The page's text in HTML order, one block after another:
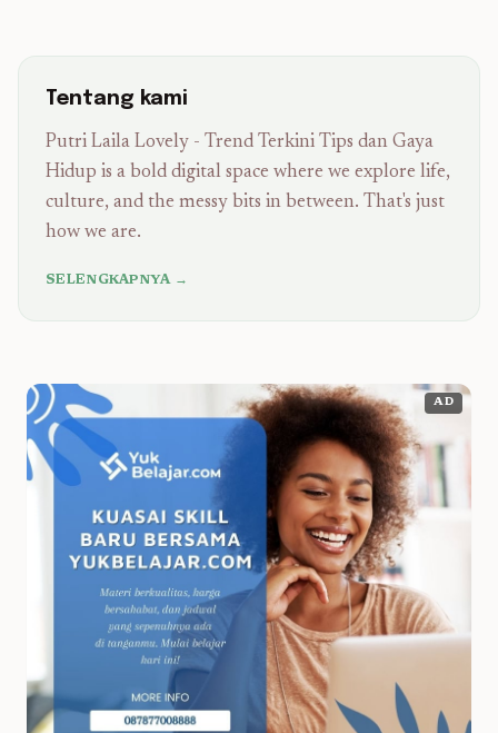
Tentang kami
Putri Laila Lovely - Trend Terkini Tips dan Gaya
Hidup is a bold digital space where we explore life,
culture, and the messy bits in between. That's just
how we are.
SELENGKAPNYA →
AD